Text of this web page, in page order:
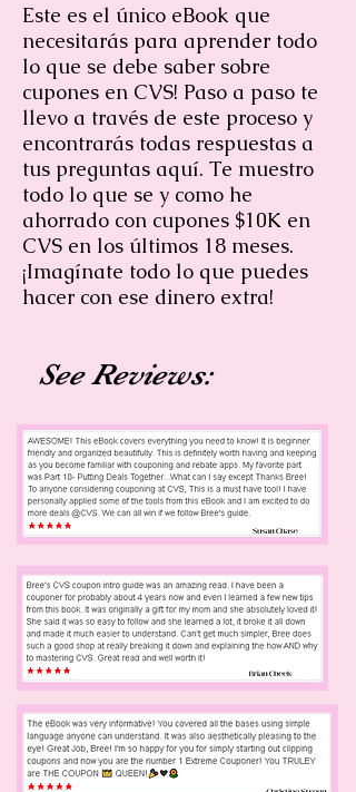
Este es el único eBook que
necesitarás para aprender todo
lo que se debe saber sobre
cupones en CVS! Paso a paso te
llevo a través de este proceso y
encontrarás todas respuestas a
tus preguntas aquí. Te muestro
todo lo que se y como he
ahorrado con cupones $10K en
CVS en los últimos 18 meses.
¡Imagínate todo lo que puedes
hacer con ese dinero extra!
See Reviews: